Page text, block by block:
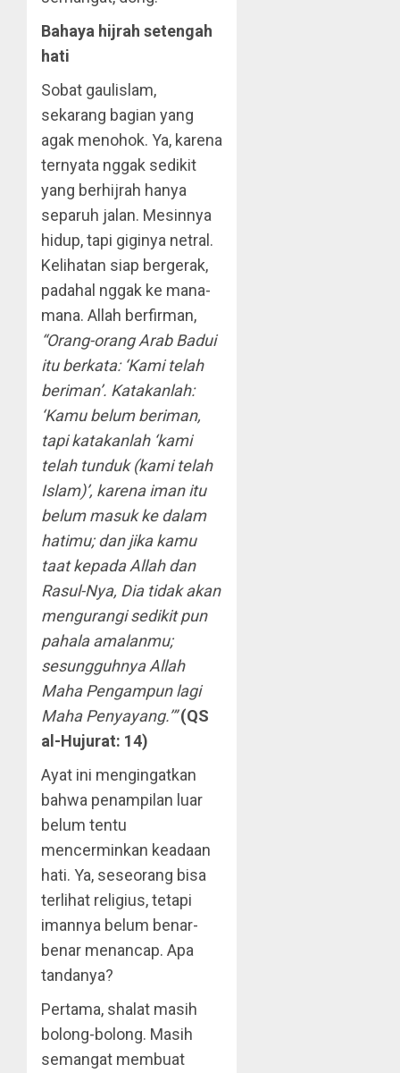
Bahaya hijrah setengah
hati
Sobat gaulislam,
sekarang bagian yang
agak menohok. Ya, karena
ternyata nggak sedikit
yang berhijrah hanya
separuh jalan. Mesinnya
hidup, tapi giginya netral.
Kelihatan siap bergerak,
padahal nggak ke mana-
mana. Allah berfirman,
“Orang-orang Arab Badui
itu berkata: ‘Kami telah
beriman’. Katakanlah:
‘Kamu belum beriman,
tapi katakanlah ‘kami
telah tunduk (kami telah
Islam)’, karena iman itu
belum masuk ke dalam
hatimu; dan jika kamu
taat kepada Allah dan
Rasul-Nya, Dia tidak akan
mengurangi sedikit pun
pahala amalanmu;
sesungguhnya Allah
Maha Pengampun lagi
Maha Penyayang.’”(QS
al-Hujurat: 14)
Ayat ini mengingatkan
bahwa penampilan luar
belum tentu
mencerminkan keadaan
hati. Ya, seseorang bisa
terlihat religius, tetapi
imannya belum benar-
benar menancap. Apa
tandanya?
Pertama, shalat masih
bolong-bolong. Masih
semangat membuat